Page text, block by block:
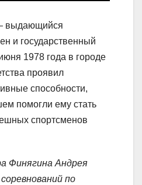
выдающийся
и государственный
1978 года в городе
проявил
способности,
помогли ему стать
спортсменов
Финягина Андрея
по